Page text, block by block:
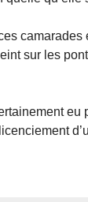
sur les